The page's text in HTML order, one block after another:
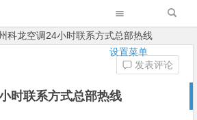
设置菜单
科龙空调24小时联系方式总部热线
时联系方式总部热线
发表评论